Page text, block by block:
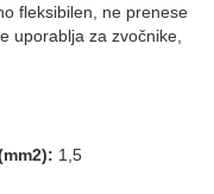
fleksibilen, ne prenese
uporablja za zvočnike,
1,5